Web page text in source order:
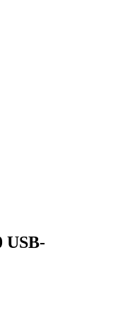
USB-